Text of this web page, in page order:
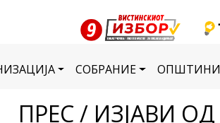
СОБРАНИЕ ОПШТИНИ
ПРЕС / ИЗЈАВИ ОД